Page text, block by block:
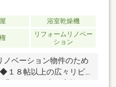
浴室乾燥機
リフォームリノベー
ション
ベーション物件のため
１８帖以上の広々リビ
過ごせます♪◆ご家族と